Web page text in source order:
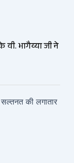
भागैय्या जी ने